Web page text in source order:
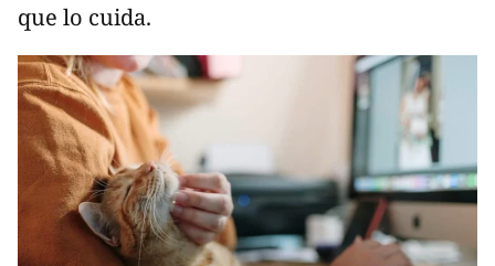
que lo cuida.